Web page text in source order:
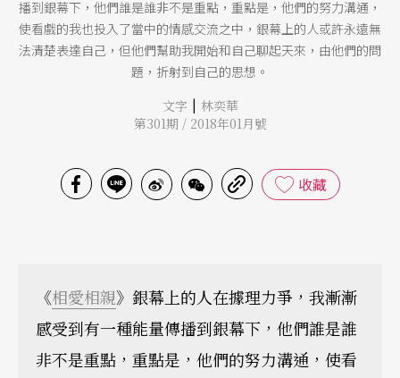
播到銀幕下，他們誰是誰非不是重點，重點是，他們的努力溝通，
使看戲的我也投入了當中的情感交流之中，銀幕上的人或許永遠無
法清楚表達自己，但他們幫助我開始和自己聊起天來，由他們的問
題，折射到自己的思想。
文字 | 林奕華
第301期 / 2018年01月號
收藏
《相愛相親》銀幕上的人在據理力爭，我漸漸
感受到有一種能量傳播到銀幕下，他們誰是誰
非不是重點，重點是，他們的努力溝通，使看